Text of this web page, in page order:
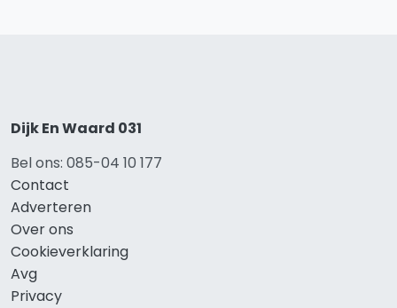
Dijk En Waard 031
Bel ons: 085-04 10 177
Contact
Adverteren
Over ons
Cookieverklaring
Avg
Privacy